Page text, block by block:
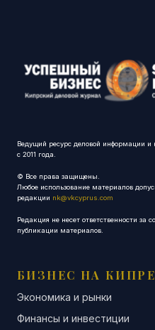
Ведущий ресурс деловой информации и
с 2011 года.
© Все права защищены.
Любое использование материалов
редакции nk@vkcyprus.com
Редакция не несет ответственности за
публикации материалов.
БИЗНЕС НА КИПРЕ
Экономика и рынки
Финансы и инвестиции